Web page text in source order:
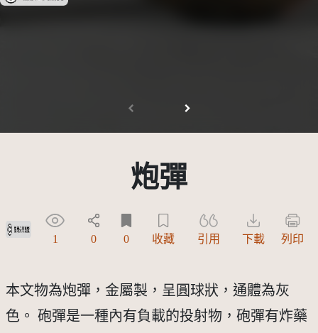
炮彈
受著作權法保護-僅限於本平台有限度公開瀏覽
1 0 0 收藏 引用 下載 列印
本文物為炮彈，金屬製，呈圓球狀，通體為灰
色。 砲彈是一種內有負載的投射物，砲彈有炸藥